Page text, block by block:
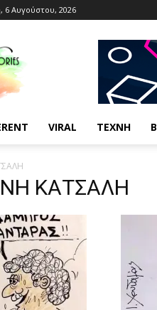
6 Αυγούστου, 2026
VIRAL ΤΕΧΝΗ
ΚΑΤΣΑΛΗ